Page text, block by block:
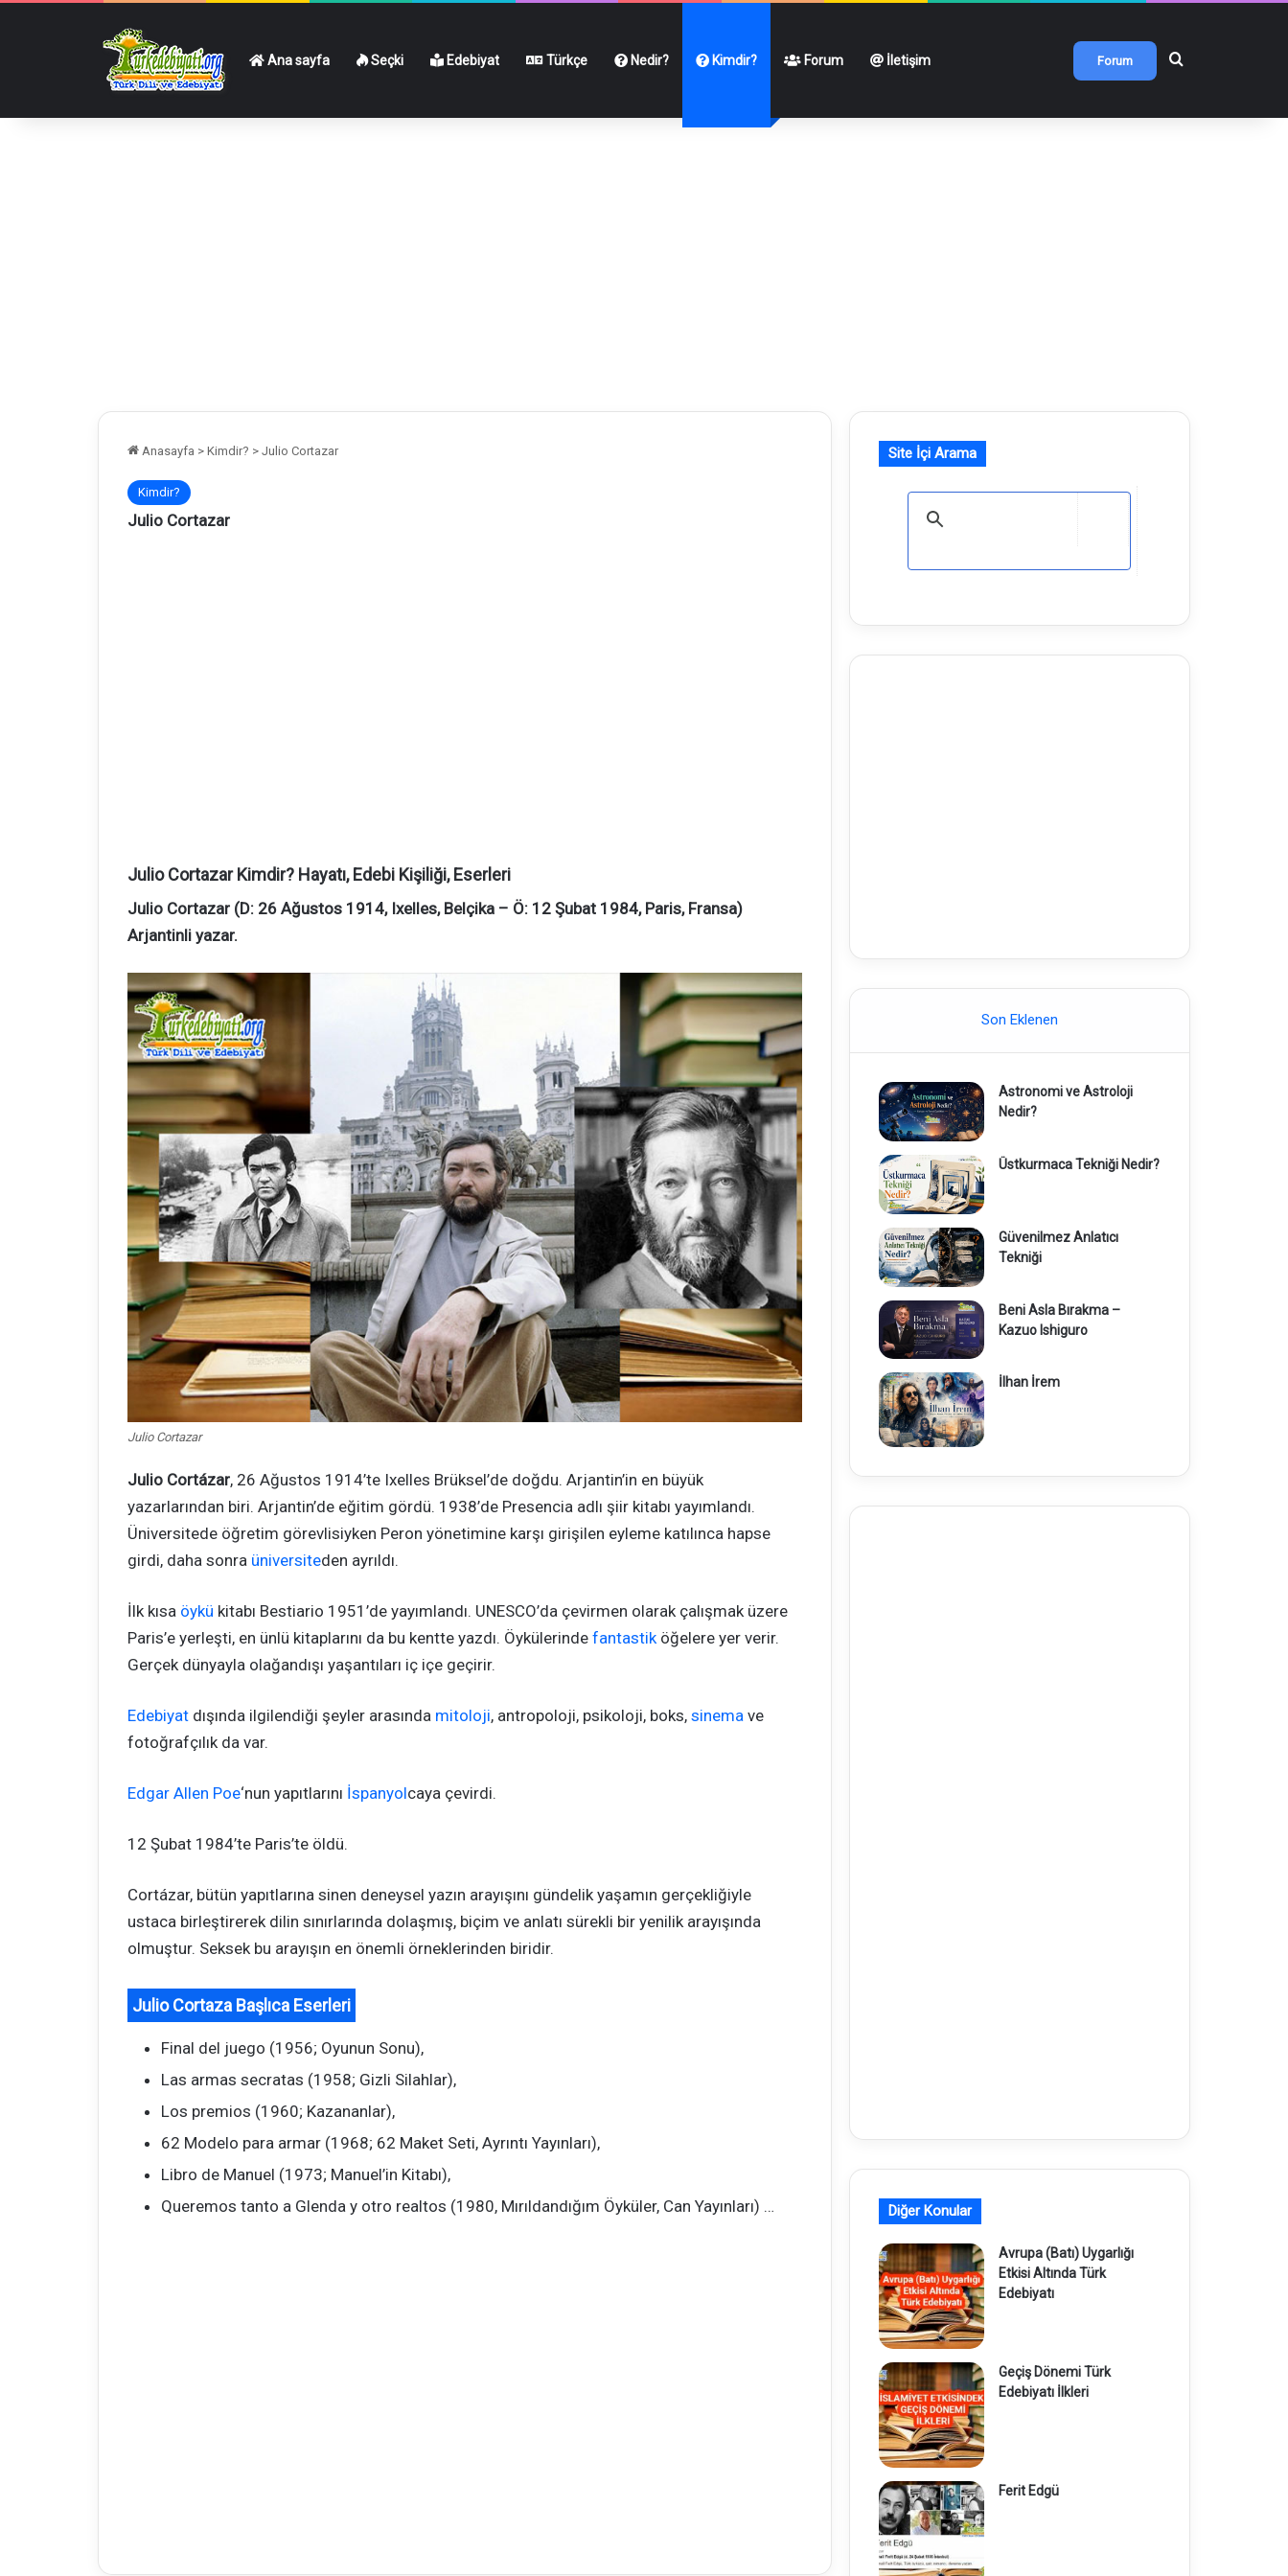
Ana sayfa Seçki Edebiyat Türkçe Nedir? Kimdir? Forum İletişim Forum Arama yap ...
Anasayfa > Kimdir? > Julio Cortazar
Kimdir?
Julio Cortazar
Julio Cortazar Kimdir? Hayatı, Edebi Kişiliği, Eserleri
Julio Cortazar (D: 26 Ağustos 1914, Ixelles, Belçika – Ö: 12 Şubat 1984, Paris, Fransa)
Arjantinli yazar.
Julio Cortazar
Julio Cortázar, 26 Ağustos 1914’te Ixelles Brüksel’de doğdu. Arjantin’in en büyük
yazarlarından biri. Arjantin’de eğitim gördü. 1938’de Presencia adlı şiir kitabı yayımlandı.
Üniversitede öğretim görevlisiyken Peron yönetimine karşı girişilen eyleme katılınca hapse
girdi, daha sonra üniversiteden ayrıldı.
İlk kısa öykü kitabı Bestiario 1951’de yayımlandı. UNESCO’da çevirmen olarak çalışmak üzere
Paris’e yerleşti, en ünlü kitaplarını da bu kentte yazdı. Öykülerinde fantastik öğelere yer verir.
Gerçek dünyayla olağandışı yaşantıları iç içe geçirir.
Edebiyat dışında ilgilendiği şeyler arasında mitoloji, antropoloji, psikoloji, boks, sinema ve
fotoğrafçılık da var.
Edgar Allen Poe‘nun yapıtlarını İspanyolcaya çevirdi.
12 Şubat 1984’te Paris’te öldü.
Cortázar, bütün yapıtlarına sinen deneysel yazın arayışını gündelik yaşamın gerçekliğiyle
ustaca birleştirerek dilin sınırlarında dolaşmış, biçim ve anlatı sürekli bir yenilik arayışında
olmuştur. Seksek bu arayışın en önemli örneklerinden biridir.
Julio Cortaza Başlıca Eserleri
Final del juego (1956; Oyunun Sonu),
Las armas secratas (1958; Gizli Silahlar),
Los premios (1960; Kazananlar),
62 Modelo para armar (1968; 62 Maket Seti, Ayrıntı Yayınları),
Libro de Manuel (1973; Manuel’in Kitabı),
Queremos tanto a Glenda y otro realtos (1980, Mırıldandığım Öyküler, Can Yayınları) …
Site İçi Arama
Son Eklenen
Astronomi ve Astroloji
Nedir?
Üstkurmaca Tekniği Nedir?
Güvenilmez Anlatıcı
Tekniği
Beni Asla Bırakma –
Kazuo Ishiguro
İlhan İrem
Diğer Konular
Avrupa (Batı) Uygarlığı
Etkisi Altında Türk
Edebiyatı
Geçiş Dönemi Türk
Edebiyatı İlkleri
Ferit Edgü